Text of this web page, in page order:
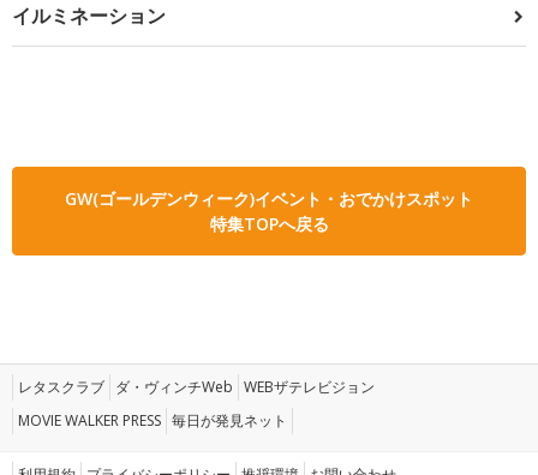
イルミネーション
GW(ゴールデンウィーク)イベント・おでかけスポット
特集TOPへ戻る
レタスクラブ ダ・ヴィンチWeb WEBザテレビジョン
MOVIE WALKER PRESS 毎日が発見ネット